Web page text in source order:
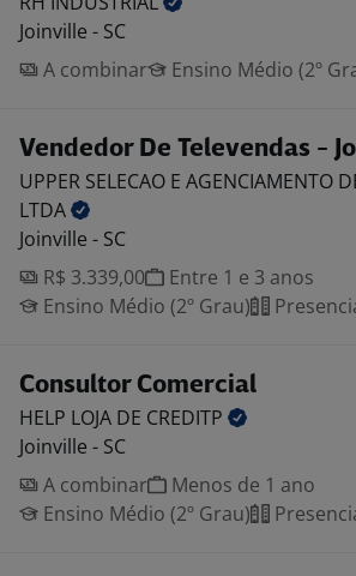
Joinville - SC
A combinar
Ensino Médio (2º
Vendedor De Televendas -
UPPER SELECAO E AGENCIAMENTO
LTDA
Joinville - SC
R$ 3.339,00
Entre 1 e 3 anos
Ensino Médio (2º Grau)
Consultor Comercial
HELP LOJA DE CREDITP
Joinville - SC
A combinar
Menos de 1 ano
Ensino Médio (2º Grau)